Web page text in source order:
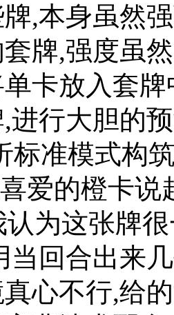
,本身虽然
牌,强度虽
卡放入套
进行大胆的
标准模式构
爱的橙卡说
认为这张牌
当回合出来
心不行,给